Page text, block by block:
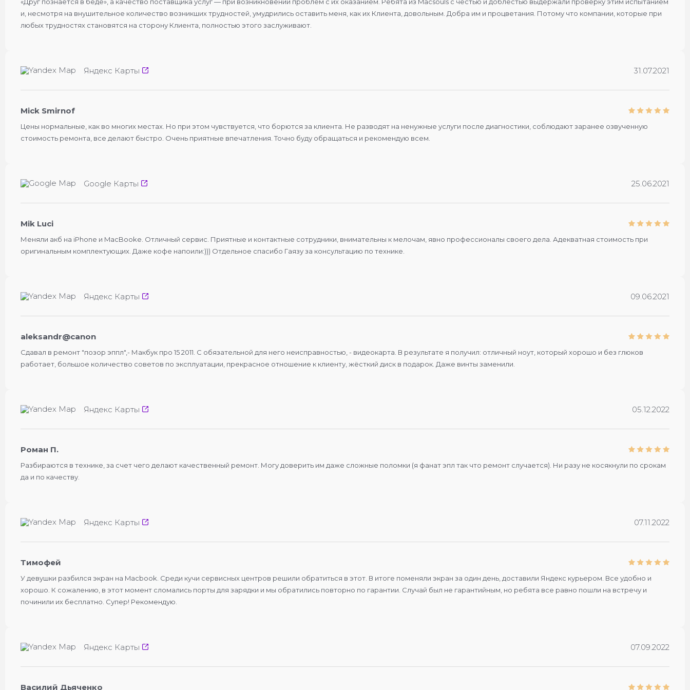
и, несмотря на внушительное количество возникших трудностей, умудрились оставить меня, как их Клиента, довольным. Добра им и процветания. Потому что компании, которые при
любых трудностях становятся на сторону Клиента, полностью этого заслуживают.
Яндекс Карты 31.07.2021
Mick Smirnof
Цены нормальные, как во многих местах. Но при этом чувствуется, что борются за клиента. Не разводят на ненужные услуги после диагностики, соблюдают заранее озвученную
стоимость ремонта, все делают быстро. Очень приятные впечатления. Точно буду обращаться и рекомендую всем.
Google Карты 25.06.2021
Mik Luci
Меняли акб на iPhone и MacBookе. Отличный сервис. Приятные и контактные сотрудники, внимательны к мелочам, явно профессионалы своего дела. Адекватная стоимость при
оригинальным комплектующих. Даже кофе напоили:))) Отдельное спасибо Гаязу за консультацию по технике.
Яндекс Карты 09.06.2021
aleksandr@canon
Сдавал в ремонт "позор эппл",- Макбук про 15 2011. С обязательной для него неисправностью, - видеокарта. В результате я получил: отличный ноут, который хорошо и без глюков
работает, большое количество советов по эксплуатации, прекрасное отношение к клиенту, жёсткий диск в подарок. Даже винты заменили.
Яндекс Карты 05.12.2022
Роман П.
Разбираются в технике, за счет чего делают качественный ремонт. Могу доверить им даже сложные поломки (я фанат эпл так что ремонт случается). Ни разу не косякнули по срокам
да и по качеству.
Яндекс Карты 07.11.2022
Тимофей
У девушки разбился экран на Macbook. Среди кучи сервисных центров решили обратиться в этот. В итоге поменяли экран за один день, доставили Яндекс курьером. Все удобно и
хорошо. К сожалению, в этот момент сломались порты для зарядки и мы обратились повторно по гарантии. Случай был не гарантийным, но ребята все равно пошли на встречу и
починили их бесплатно. Супер! Рекомендую.
Яндекс Карты 07.09.2022
Василий Дьяченко